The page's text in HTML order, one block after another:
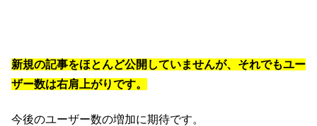
新規の記事をほとんど公開していませんが、それでもユー
ザー数は右肩上がりです。
今後のユーザー数の増加に期待です。